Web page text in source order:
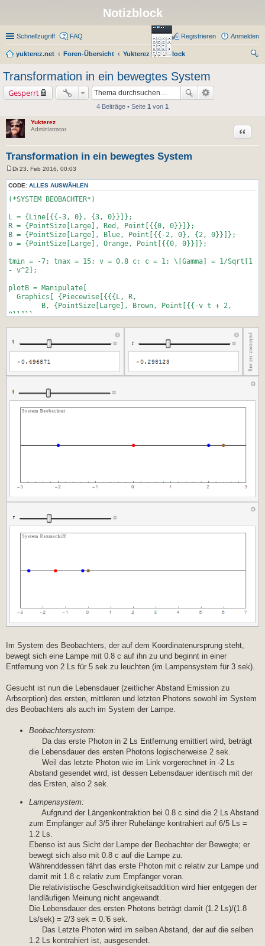
Notizblock
Schnellzugriff FAQ Anmelden
Registrieren
yukterez.net Foren-Übersicht
Yukterez Notizblock
Transformation in ein bewegtes System
Gesperrt
4 Beiträge • Seite 1 von 1
Yukterez
Administrator
Transformation in ein bewegtes System
Zitat
e
i
Di 23. Feb 2016, 00:03
CODE: ALLES AUSWÄHLEN
(*SYSTEM BEOBACHTER*)
L = {Line[{{-3, 0}, {3, 0}}]};
R = {PointSize[Large], Red, Point[{{0, 0}}]};
B = {PointSize[Large], Blue, Point[{{-2, 0}, {2, 0}}]};
o = {PointSize[Large], Orange, Point[{{0, 0}}]};
tmin = -7; tmax = 15; v = 0.8 c; c = 1; \[Gamma] = 1/Sqrt[1
- v^2];
plotB = Manipulate[
Graphics[ {Piecewise[{{{L, R,
B, {PointSize[Large], Brown, Point[{{-v t + 2,
0}}]}},
B, {PointSize[Large], Green,
Point[{{-v t + 2, 0}}]}, {PointSize[Large], Yellow,
Point[{{-c t + 2, 0}}]}},
t <= 2 && t >= 0}, {{L, o,
0}}]}},
B, {PointSize[Large], Yellow,
Point[{{+c t - 7, 0}}]}, {PointSize[Large], Brown,
Point[{{-v t + 2, 0}}]}},
t > 25/4 && t <= 7}, {{L, R, B}, t > 7}}]},
[Gamma],
plotL = Manipulate[
Show[Graphics[{Piecewise[{{{{Line[{{-5, 0}, {7, 0}}]},
Blue, Point[{{-12/5 + v t, 0}, {0 + v t, 0}}]},
{PointSize[Large], Red,
Point[{{-6/5 + v t, 0}}]}, {PointSize[Large],
Blue,
{PointSize[Large],
Green, Point[{{0, 0}}]}, {PointSize[Large],
Yellow,
Point[{{-c t, 0}}]}},
t <= 2/3}, {{{Line[{{-5, 0}, {7, 0}}]},
{PointSize[Large],
Orange, Point[{{-6/5 + v t, 0}}]},
{PointSize[Large], Blue,
{PointSize[Large],
Green, Point[{{0, 0}}]}},
t > 2/3 &&
t <= 3}, {{{Line[{{-5, 0}, {7, 0}}]},
{PointSize[Large],
Orange, Point[{{-6/5 + v t, 0}}]},
{PointSize[Large], Blue,
{PointSize[Large],
Brown, Point[{{0, 0}}]}, {PointSize[Large],
Yellow,
Point[{{c t - 3, 0}}]}},
t > 3 &&
t <= 9}, {{{Line[{{-5, 0}, {7, 0}}]},
{PointSize[Large], Red,
Point[{{-6/5 + v t, 0}}]}, {PointSize[Large],
Point[{{-12/5 + v t, 0}, {0 + v t, 0}}]},
{PointSize[Large],
Brown, Point[{{0, 0}}]}}, t > 9}}]},
PlotRange -> {{-3, 7}, {-5/3, 5/3}}, ImageSize -> 500,
Frame -> True, FrameTicks -> {{None, None}, {All,
None}}]], {{t,
tmin, "\[Tau]"}, tmin, tmax}]
Im System des Beobachters, der auf dem Koordinatenursprung steht,
bewegt sich eine Lampe mit 0.8 c auf ihn zu und beginnt in einer
Entfernung von 2 Ls für 5 sek zu leuchten (im Lampensystem für 3 sek).
Gesucht ist nun die Lebensdauer (zeitlicher Abstand Emission zu
Arbsorption) des ersten, mittleren und letzten Photons sowohl im System
des Beobachters als auch im System der Lampe.
Beobachtersystem:
Da das erste Photon in 2 Ls Entfernung emittiert wird, beträgt
die Lebensdauer des ersten Photons logischerweise 2 sek.
Weil das letzte Photon wie im Link vorgerechnet in -2 Ls
Abstand gesendet wird, ist dessen Lebensdauer identisch mit der
des Ersten, also 2 sek.
Lampensystem:
Aufgrund der Längenkontraktion bei 0.8 c sind die 2 Ls Abstand
zum Empfänger auf 3/5 ihrer Ruhelänge kontrahiert auf 6/5 Ls =
1.2 Ls.
Ebenso ist aus Sicht der Lampe der Beobachter der Bewegte; er
bewegt sich also mit 0.8 c auf die Lampe zu.
Währenddessen fährt das erste Photon mit c relativ zur Lampe und
damit mit 1.8 c relativ zum Empfänger voran.
Die relativistische Geschwindigkeitsaddition wird hier entgegen der
landläufigen Meinung nicht angewandt.
Die Lebensdauer des ersten Photons beträgt damit (1.2 Ls)/(1.8
Ls/sek) = 2/3 sek = 0.'6 sek.
Das Letzte Photon wird im selben Abstand, der auf die selben
1.2 Ls kontrahiert ist, ausgesendet.